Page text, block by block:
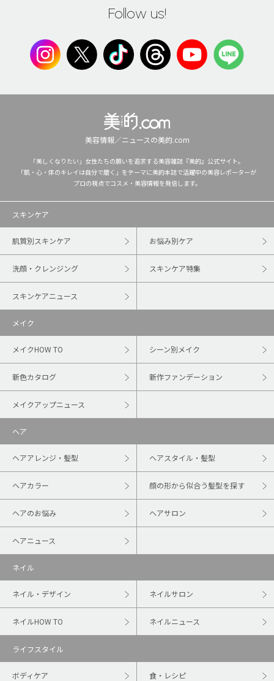
Follow us!
美容情報／ニュースの美的.com
「美しくなりたい」女性たちの願いを追求する美容雑誌『美的』公式サイト。
「肌・心・体のキレイは自分で磨く」をテーマに美的本誌で活躍中の美容レポーターが
プロの視点でコスメ・美容情報を発信します。
スキンケア
肌質別スキンケア お悩み別ケア
洗顔・クレンジング スキンケア特集
スキンケアニュース
メイク
メイクHOW TO シーン別メイク
新色カタログ 新作ファンデーション
メイクアップニュース
ヘア
ヘアアレンジ・髪型 ヘアスタイル・髪型
ヘアカラー 顔の形から似合う髪型を探す
ヘアのお悩み ヘアサロン
ヘアニュース
ネイル
ネイル・デザイン ネイルサロン
ネイルHOW TO ネイルニュース
ライフスタイル
ボディケア 食・レシピ